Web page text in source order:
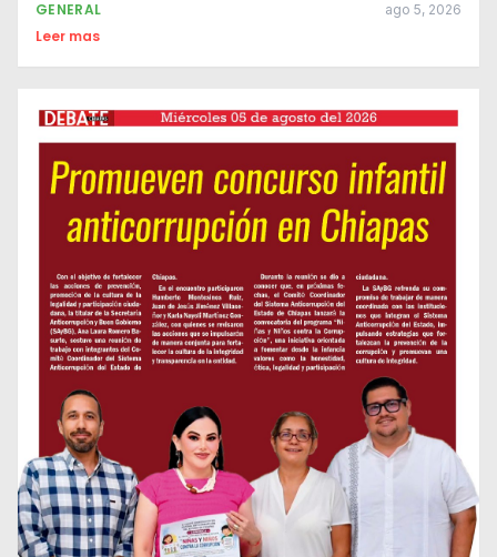
GENERAL ago 5, 2026
Leer mas